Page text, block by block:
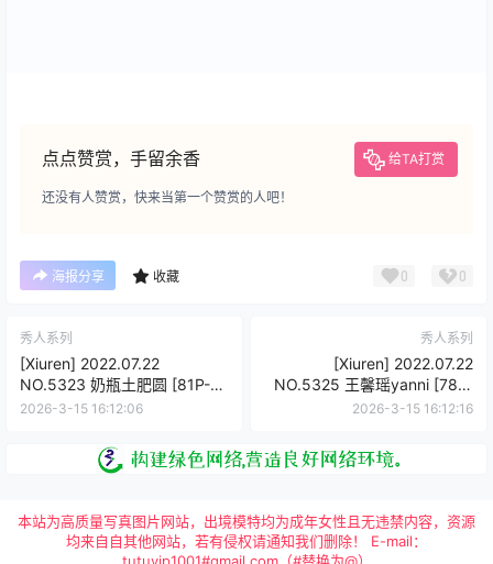
点点赞赏，手留余香 给TA打赏
还没有人赞赏，快来当第一个赞赏的人吧！
海报分享 收藏 0 0
秀人系列
[Xiuren] 2022.07.22
NO.5323 奶瓶土肥圆 [81P-
613MB]
2026-3-15 16:12:06
秀人系列
[Xiuren] 2022.07.22
NO.5325 王馨瑶yanni [78P-
566MB]
2026-3-15 16:12:16
本站为高质量写真图片网站，出境模特均为成年女性且无违禁内容，资源
均来自自其他网站，若有侵权请通知我们删除！ E-mail：